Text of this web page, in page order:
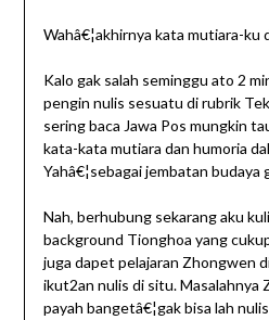
Wahâ€¦akhirnya kata mutiara-ku
Kalo gak salah seminggu ato 2
pengin nulis sesuatu di rubrik
sering baca Jawa Pos mungkin
kata-kata mutiara dan humoria
Yahâ€¦sebagai jembatan budaya
Nah, berhubung sekarang aku
background Tionghoa yang
juga dapet pelajaran Zhongwen
ikut2an nulis di situ. Masalahnya
payah bangetâ€¦gak bisa lah